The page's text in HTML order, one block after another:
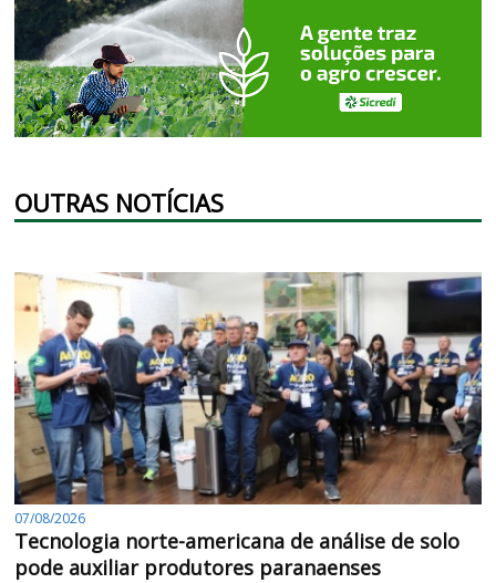
OUTRAS NOTÍCIAS
07/08/2026
Tecnologia norte-americana de análise de solo
pode auxiliar produtores paranaenses